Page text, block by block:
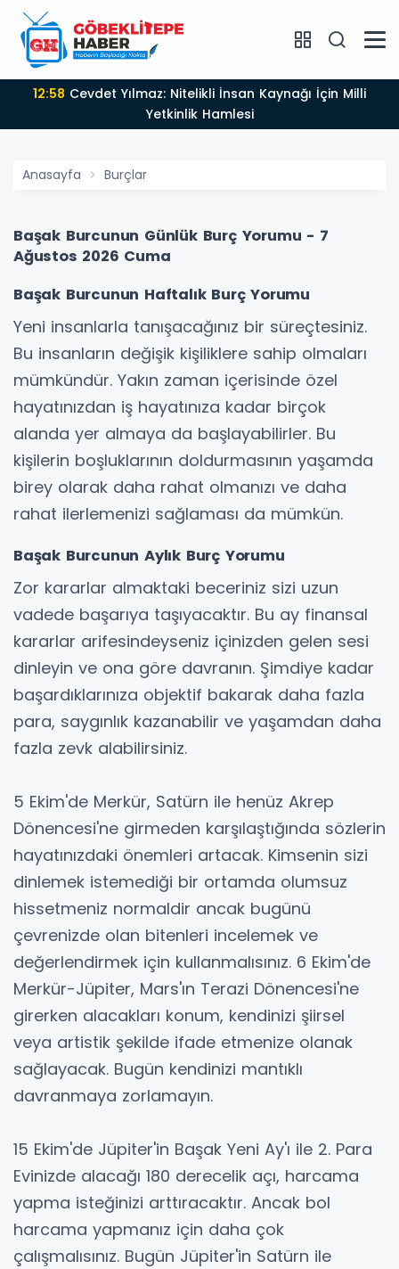
12:58
Yetkinlik Hamlesi
Anasayfa Burçlar
Başak Burcunun Günlük Burç Yorumu - 7
Ağustos 2026 Cuma
Başak Burcunun Haftalık Burç Yorumu
Yeni insanlarla tanışacağınız bir süreçtesiniz.
Bu insanların değişik kişiliklere sahip olmaları
mümkündür. Yakın zaman içerisinde özel
hayatınızdan iş hayatınıza kadar birçok
alanda yer almaya da başlayabilirler. Bu
kişilerin boşluklarının doldurmasının yaşamda
birey olarak daha rahat olmanızı ve daha
rahat ilerlemenizi sağlaması da mümkün.
Başak Burcunun Aylık Burç Yorumu
Zor kararlar almaktaki beceriniz sizi uzun
vadede başarıya taşıyacaktır. Bu ay finansal
kararlar arifesindeyseniz içinizden gelen sesi
dinleyin ve ona göre davranın. Şimdiye kadar
başardıklarınıza objektif bakarak daha fazla
para, saygınlık kazanabilir ve yaşamdan daha
fazla zevk alabilirsiniz.
5 Ekim'de Merkür, Satürn ile henüz Akrep
Dönencesi'ne girmeden karşılaştığında sözlerin
hayatınızdaki önemleri artacak. Kimsenin sizi
dinlemek istemediği bir ortamda olumsuz
hissetmeniz normaldir ancak bugünü
çevrenizde olan bitenleri incelemek ve
değerlendirmek için kullanmalısınız. 6 Ekim'de
Merkür-Jüpiter, Mars'ın Terazi Dönencesi'ne
girerken alacakları konum, kendinizi şiirsel
veya artistik şekilde ifade etmenize olanak
sağlayacak. Bugün kendinizi mantıklı
davranmaya zorlamayın.
15 Ekim'de Jüpiter'in Başak Yeni Ay'ı ile 2. Para
Evinizde alacağı 180 derecelik açı, harcama
yapma isteğinizi arttıracaktır. Ancak bol
harcama yapmanız için daha çok
çalışmalısınız. Bugün Jüpiter'in Satürn ile